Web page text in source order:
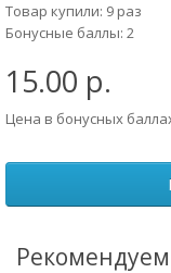
Товар купили: 9 раз
Бонусные баллы: 2
15.00 р.
Цена в бонусных